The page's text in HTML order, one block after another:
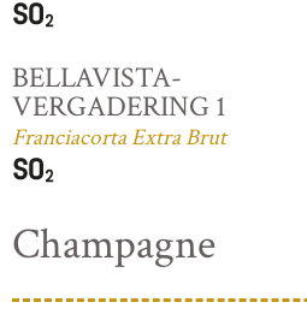
BELLAVISTA-
VERGADERING 1
Franciacorta Extra Brut
Champagne